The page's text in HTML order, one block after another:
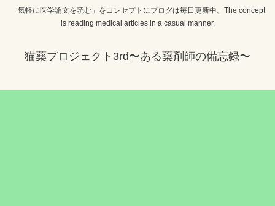
「気軽に医学論文を読む」をコンセプトにブログは毎日更新中。The concept
is reading medical articles in a casual manner.
猫薬プロジェクト3rd〜ある薬剤師の備忘録〜